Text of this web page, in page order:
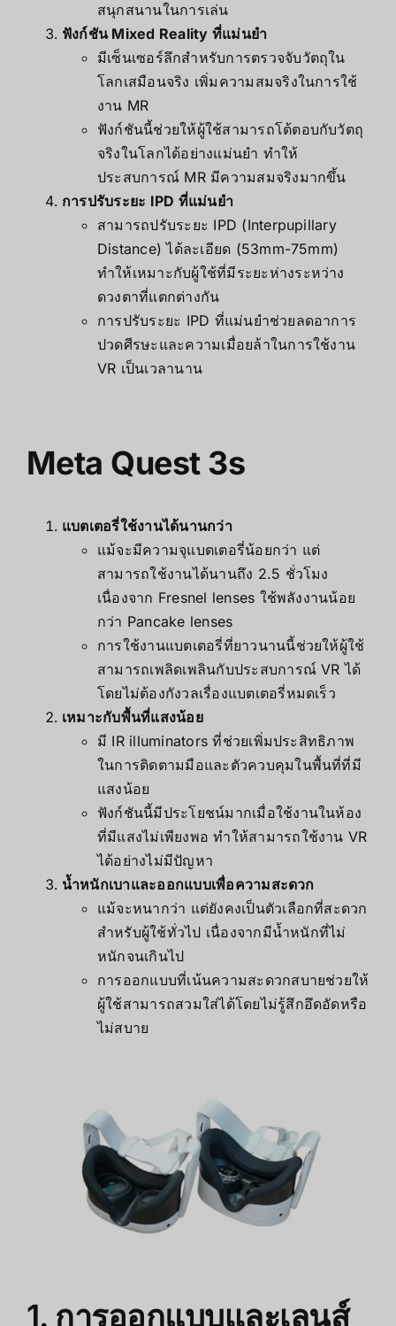
สนุกสนานในการเล่น
ฟังก์ชัน Mixed Reality ที่แม่นยำ
มีเซ็นเซอร์ลึกสำหรับการตรวจจับวัตถุใน
โลกเสมือนจริง เพิ่มความสมจริงในการใช้
งาน MR
ฟังก์ชันนี้ช่วยให้ผู้ใช้สามารถโต้ตอบกับวัตถุ
จริงในโลกได้อย่างแม่นยำ ทำให้
ประสบการณ์ MR มีความสมจริงมากขึ้น
การปรับระยะ IPD ที่แม่นยำ
สามารถปรับระยะ IPD (Interpupillary
Distance) ได้ละเอียด (53mm-75mm)
ทำให้เหมาะกับผู้ใช้ที่มีระยะห่างระหว่าง
ดวงตาที่แตกต่างกัน
การปรับระยะ IPD ที่แม่นยำช่วยลดอาการ
ปวดศีรษะและความเมื่อยล้าในการใช้งาน
VR เป็นเวลานาน
Meta Quest 3s
แบตเตอรี่ใช้งานได้นานกว่า
แม้จะมีความจุแบตเตอรี่น้อยกว่า แต่
สามารถใช้งานได้นานถึง 2.5 ชั่วโมง
เนื่องจาก Fresnel lenses ใช้พลังงานน้อย
กว่า Pancake lenses
การใช้งานแบตเตอรี่ที่ยาวนานนี้ช่วยให้ผู้ใช้
สามารถเพลิดเพลินกับประสบการณ์ VR ได้
โดยไม่ต้องกังวลเรื่องแบตเตอรี่หมดเร็ว
เหมาะกับพื้นที่แสงน้อย
มี IR illuminators ที่ช่วยเพิ่มประสิทธิภาพ
ในการติดตามมือและตัวควบคุมในพื้นที่ที่มี
แสงน้อย
ฟังก์ชันนี้มีประโยชน์มากเมื่อใช้งานในห้อง
ที่มีแสงไม่เพียงพอ ทำให้สามารถใช้งาน VR
ได้อย่างไม่มีปัญหา
น้ำหนักเบาและออกแบบเพื่อความสะดวก
แม้จะหนากว่า แต่ยังคงเป็นตัวเลือกที่สะดวก
สำหรับผู้ใช้ทั่วไป เนื่องจากมีน้ำหนักที่ไม่
หนักจนเกินไป
การออกแบบที่เน้นความสะดวกสบายช่วยให้
ผู้ใช้สามารถสวมใส่ได้โดยไม่รู้สึกอึดอัดหรือ
ไม่สบาย
1. การออกแบบเเละเลนส์